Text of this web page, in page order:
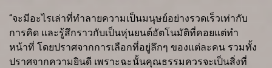
“จะมีอะไรเล่าที่ทำลายความเป็นมนุษย์อย่างรวดเร็วเท่ากับ
การคิด และรู้สึกราวกับเป็นหุ่นยนต์อัตโนมัติที่คอยแต่ทำ
หน้าที่ โดยปราศจากการเลือกที่อยู่ลึกๆ ของแต่ละคน รวมทั้ง
ปราศจากความยินดี เพราะฉะนั้นคุณธรรมควรจะเป็นสิ่งที่